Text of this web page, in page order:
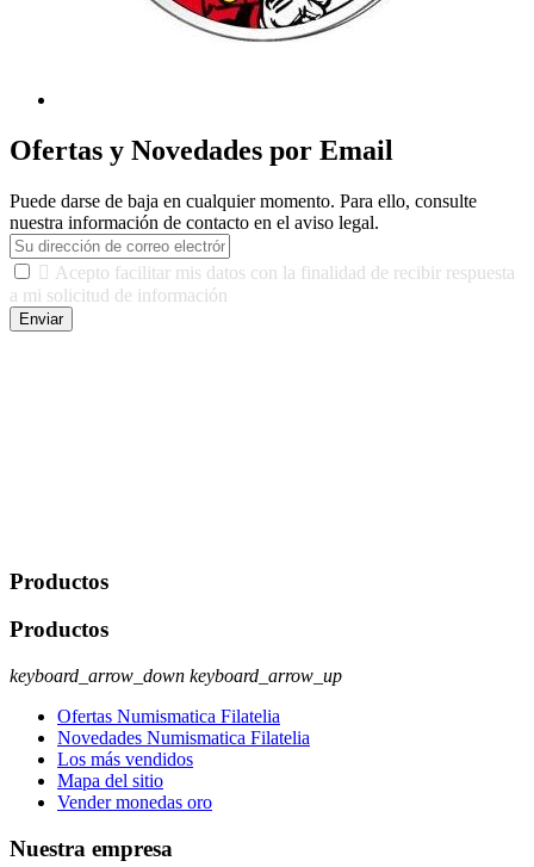
Ofertas y Novedades por Email
Puede darse de baja en cualquier momento. Para ello, consulte
nuestra información de contacto en el aviso legal.
 Acepto facilitar mis datos con la finalidad de recibir respuesta
a mi solicitud de información
Enviar
Productos
Productos
keyboard_arrow_down keyboard_arrow_up
Ofertas Numismatica Filatelia
Novedades Numismatica Filatelia
Los más vendidos
Mapa del sitio
Vender monedas oro
Nuestra empresa